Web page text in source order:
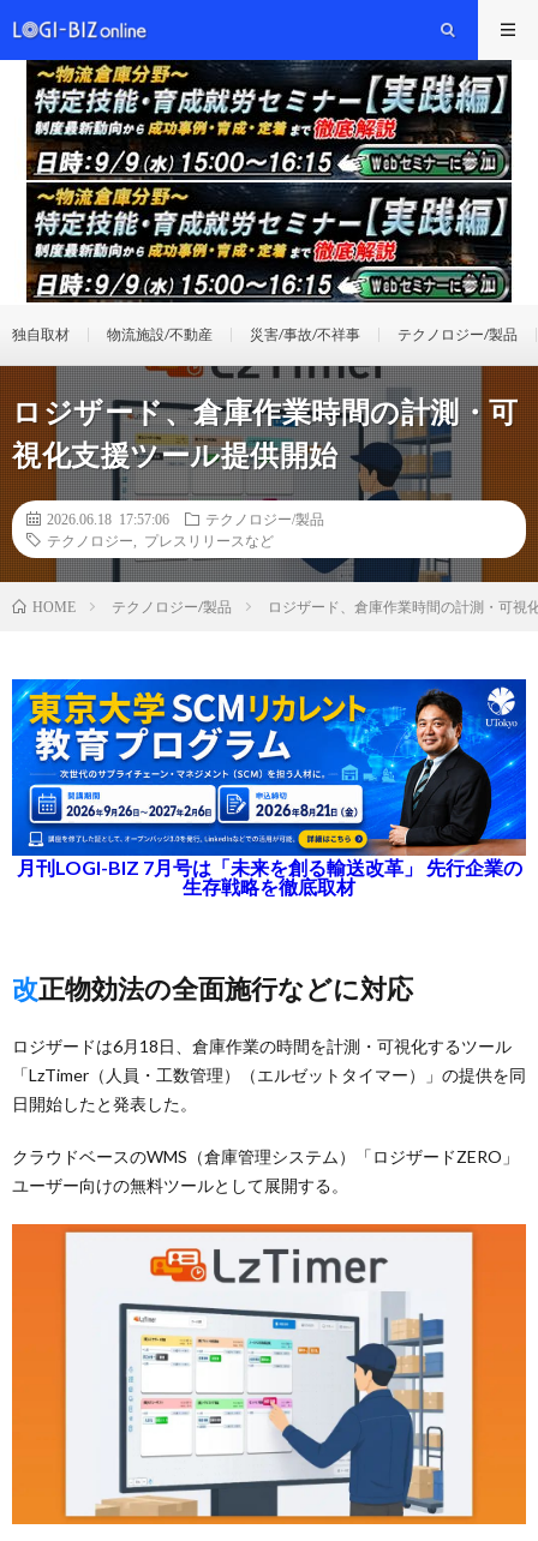
独自取材 物流施設/不動産 災害/事故/不祥事 テクノロジー/製品
ロジザード、倉庫作業時間の計測・可
視化支援ツール提供開始
2026.06.18 17:57:06
テクノロジー/製品
テクノロジー
プレスリリースなど
HOME テクノロジー/製品 ロジザード、倉庫作業時間の計測・可視
月刊LOGI-BIZ 7月号は「未来を創る輸送改革」 先行企業の
生存戦略を徹底取材
改正物効法の全面施行などに対応
ロジザードは6月18日、倉庫作業の時間を計測・可視化するツール
「LzTimer（人員・工数管理）（エルゼットタイマー）」の提供を同
日開始したと発表した。
クラウドベースのWMS（倉庫管理システム）「ロジザードZERO」
ユーザー向けの無料ツールとして展開する。